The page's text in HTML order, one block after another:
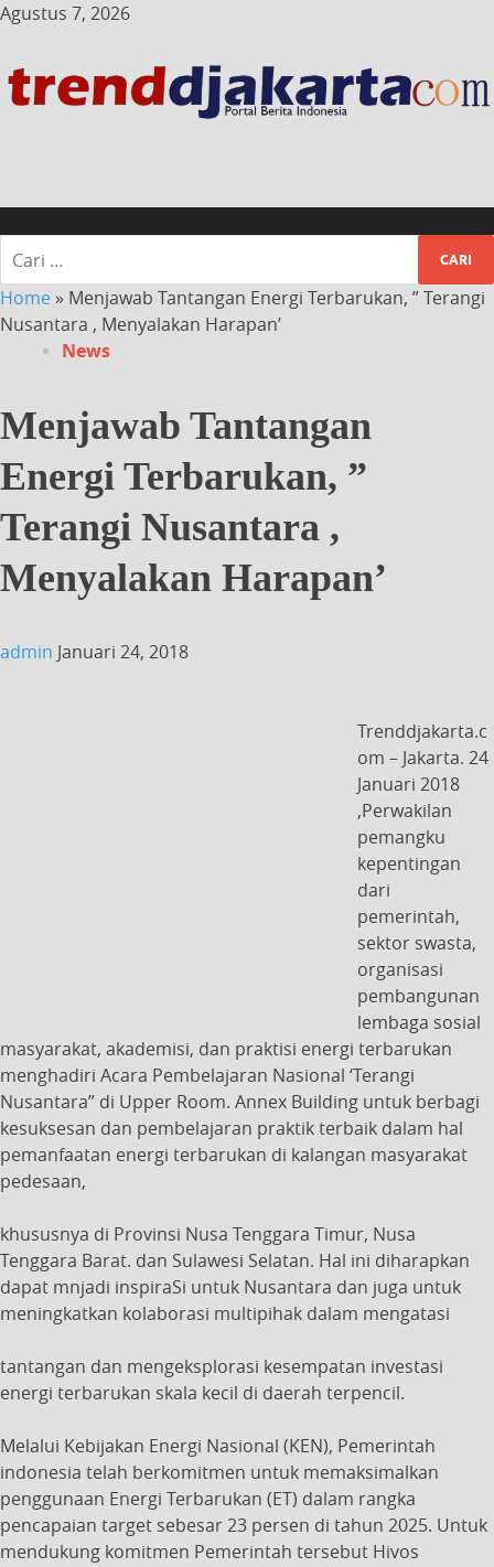
Agustus 7, 2026
Home » Menjawab Tantangan Energi Terbarukan, ” Terangi
Nusantara , Menyalakan Harapan’
News
Menjawab Tantangan
Energi Terbarukan, ”
Terangi Nusantara ,
Menyalakan Harapan’
admin Januari 24, 2018
Trenddjakarta.c
om – Jakarta. 24
Januari 2018
,Perwakilan
pemangku
kepentingan
dari
pemerintah,
sektor swasta,
organisasi
pembangunan
lembaga sosial
masyarakat, akademisi, dan praktisi energi terbarukan
menghadiri Acara Pembelajaran Nasional ‘Terangi
Nusantara” di Upper Room. Annex Building untuk berbagi
kesuksesan dan pembelajaran praktik terbaik dalam hal
pemanfaatan energi terbarukan di kalangan masyarakat
pedesaan,
khususnya di Provinsi Nusa Tenggara Timur, Nusa
Tenggara Barat. dan Sulawesi Selatan. Hal ini diharapkan
dapat mnjadi inspiraSi untuk Nusantara dan juga untuk
meningkatkan kolaborasi multipihak dalam mengatasi
tantangan dan mengeksplorasi kesempatan investasi
energi terbarukan skala kecil di daerah terpencil.
Melalui Kebijakan Energi Nasional (KEN), Pemerintah
indonesia telah berkomitmen untuk memaksimalkan
penggunaan Energi Terbarukan (ET) dalam rangka
pencapaian target sebesar 23 persen di tahun 2025. Untuk
mendukung komitmen Pemerintah tersebut Hivos